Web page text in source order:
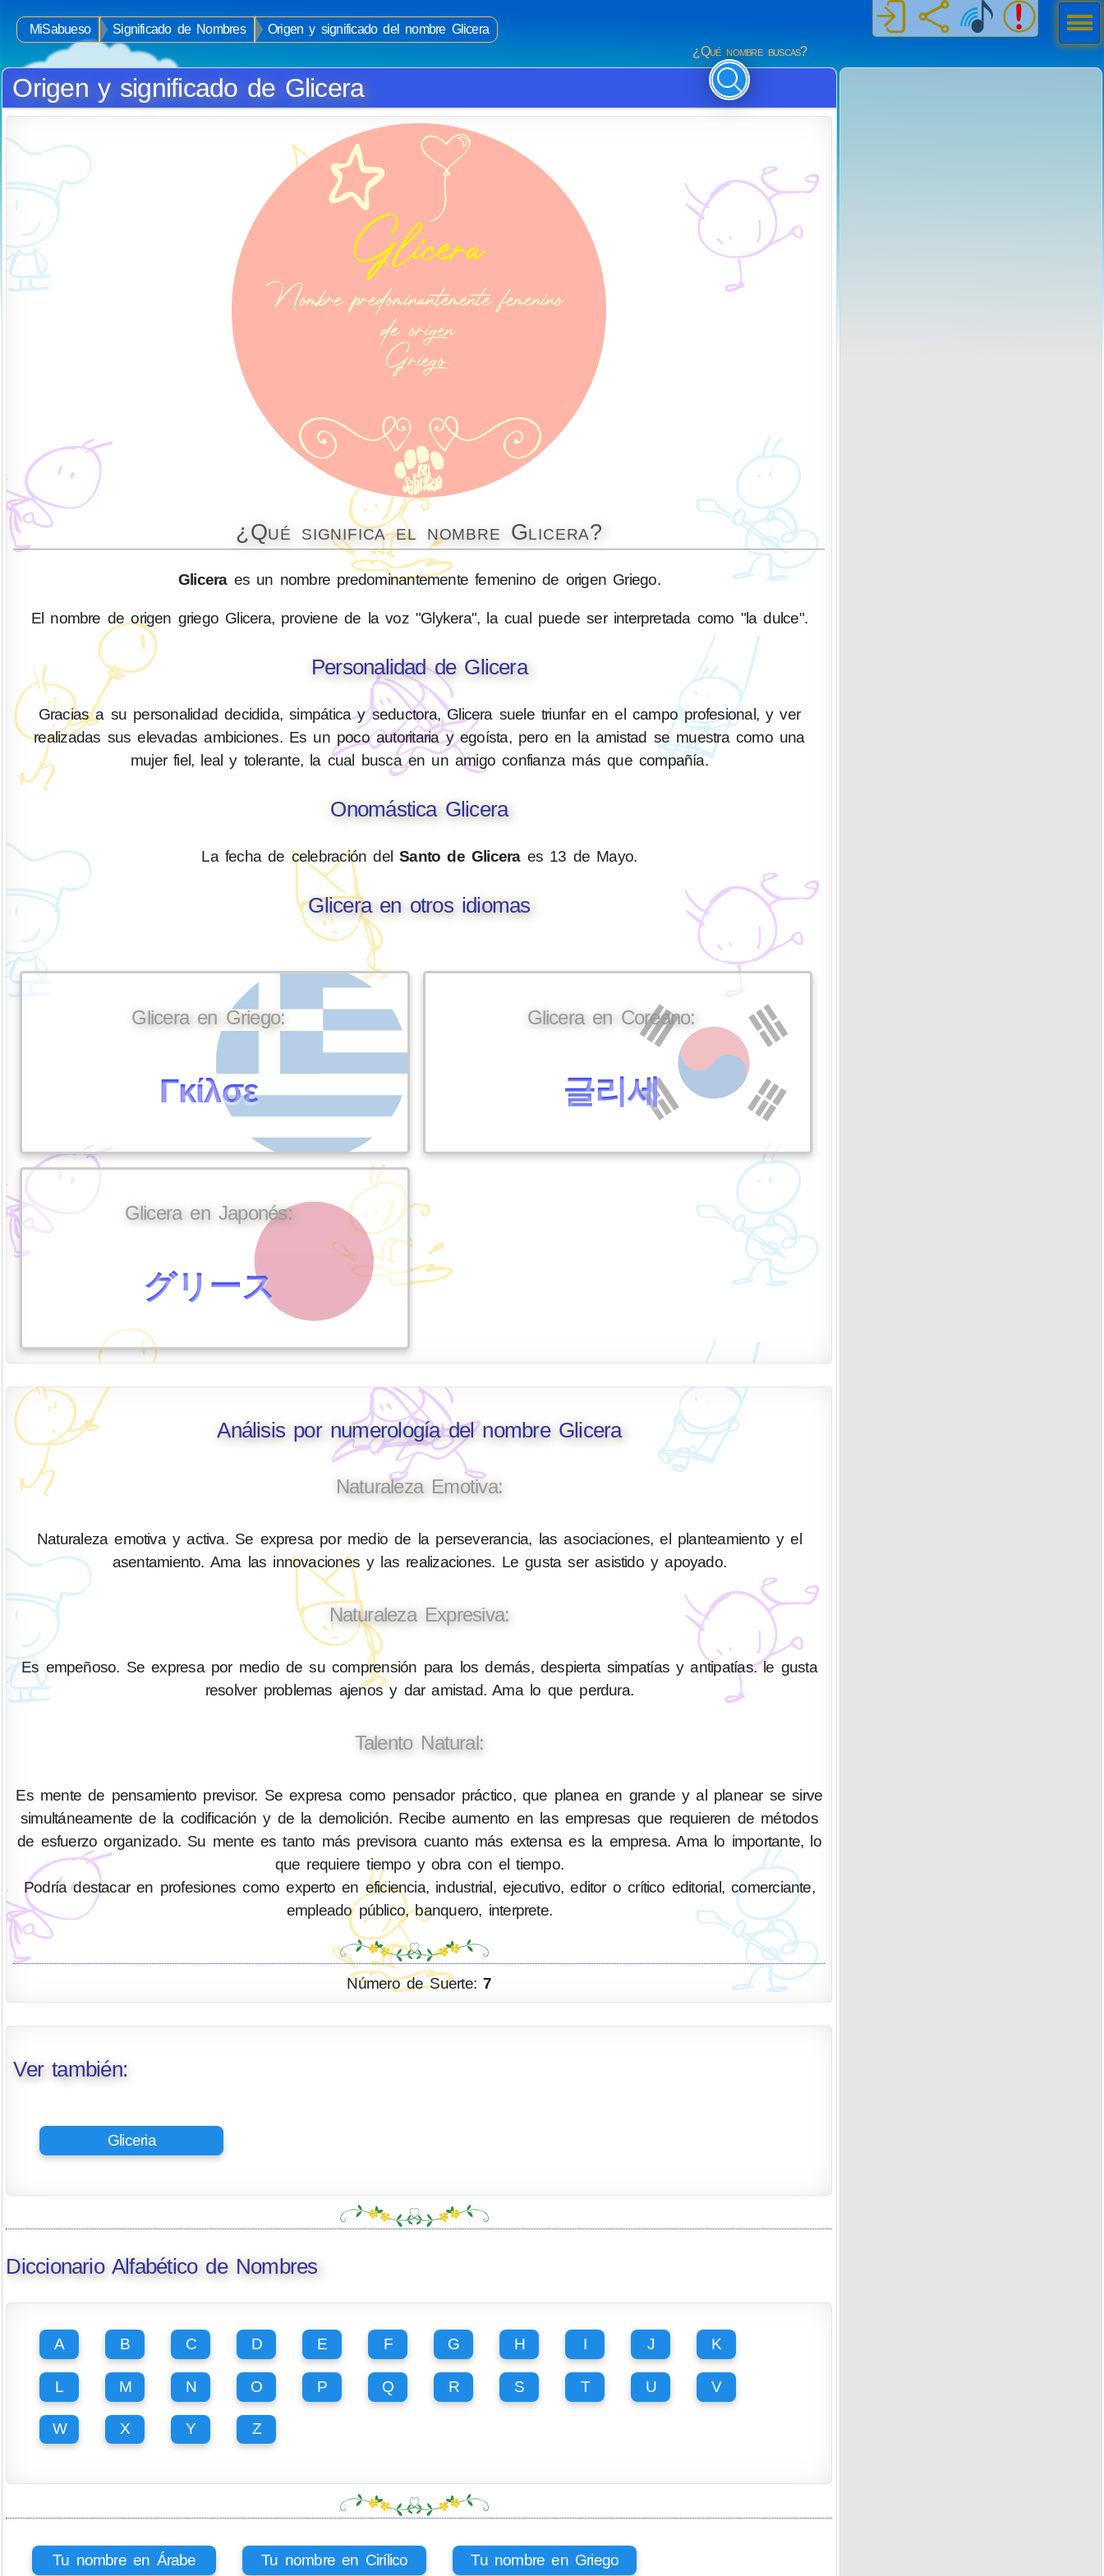
MiSabueso Significado de Nombres
Origen y significado del nombre Glicera
¿Qué nombre buscas?
Origen y significado de Glicera
¿Qué significa el nombre Glicera?
Gliceraes un nombre predominantemente femenino de origen Griego.
El nombre de origen griego Glicera, proviene de la voz "Glykera", la cual puede ser interpretada como "la dulce".
Personalidad de Glicera
Gracias a su personalidad decidida, simpática y seductora, Glicera suele triunfar en el campo profesional, y ver
realizadas sus elevadas ambiciones. Es un poco autoritaria y egoísta, pero en la amistad se muestra como una
mujer fiel, leal y tolerante, la cual busca en un amigo confianza más que compañía.
Onomástica Glicera
La fecha de celebración delSanto de Gliceraes 13 de Mayo.
Glicera en otros idiomas
Glicera en Griego:
Γκίλσε
Glicera en Coreano:
글리세
Glicera en Japonés:
グリース
Análisis por numerología del nombre Glicera
Naturaleza Emotiva:
Naturaleza emotiva y activa. Se expresa por medio de la perseverancia, las asociaciones, el planteamiento y el
asentamiento. Ama las innovaciones y las realizaciones. Le gusta ser asistido y apoyado.
Naturaleza Expresiva:
Es empeñoso. Se expresa por medio de su comprensión para los demás, despierta simpatías y antipatías. le gusta
resolver problemas ajenos y dar amistad. Ama lo que perdura.
Talento Natural:
Es mente de pensamiento previsor. Se expresa como pensador práctico, que planea en grande y al planear se sirve
simultáneamente de la codificación y de la demolición. Recibe aumento en las empresas que requieren de métodos
de esfuerzo organizado. Su mente es tanto más previsora cuanto más extensa es la empresa. Ama lo importante, lo
que requiere tiempo y obra con el tiempo.
Podría destacar en profesiones como experto en eficiencia, industrial, ejecutivo, editor o crítico editorial, comerciante,
empleado público, banquero, interprete.
Número de Suerte:7
Ver también:
Gliceria
Diccionario Alfabético de Nombres
A B C D E F G H I J K
L M N O P Q R S T U V
W X Y Z
Tu nombre en Árabe Tu nombre en Cirílico Tu nombre en Griego
Men
ú